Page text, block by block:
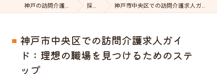
神戸の訪問介護はケアステーションDear 採用ブログ 神戸市中央区での訪問介護求人ガイド：理想の職場を見つけるためのステップ
神戸市中央区での訪問介護求人ガイ
ド：理想の職場を見つけるためのステ
ップ